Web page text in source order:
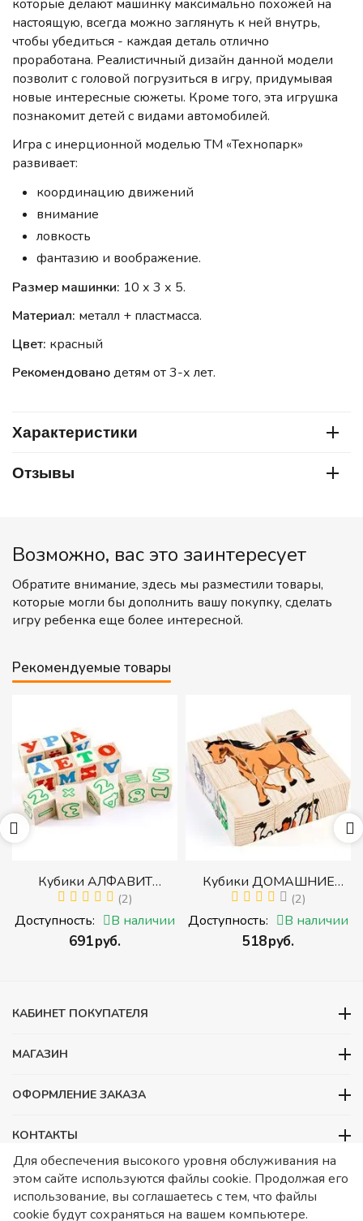
которые делают машинку максимально похожей на
настоящую, всегда можно заглянуть к ней внутрь,
чтобы убедиться - каждая деталь отлично
проработана. Реалистичный дизайн данной модели
позволит с головой погрузиться в игру, придумывая
новые интересные сюжеты. Кроме того, эта игрушка
познакомит детей с видами автомобилей.
Игра с инерционной моделью ТМ «Технопарк»
развивает:
координацию движений
внимание
ловкость
фантазию и воображение.
Размер машинки: 10 х 3 х 5.
Материал: металл + пластмасса.
Цвет: красный
Рекомендованодетям от 3-х лет.
Характеристики
Отзывы
Возможно, вас это заинтересует
Обратите внимание, здесь мы разместили товары,
которые могли бы дополнить вашу покупку, сделать
игру ребенка еще более интересной.
Рекомендуемые товары
Кубики АЛФАВИТ
РУССКИЙ С ЦИФРАМИ
(Томик) (Набор кубиков с
буквами, цифрами,
математическими знаками
(2)
Доступность: В наличии
‍691‍руб.
Кубики ДОМАШНИЕ
ЖИВОТНЫЕ (Томик)
(Набор кубиков
разрезных (складных))
(2)
Доступность: В наличии
‍518‍руб.
КАБИНЕТ ПОКУПАТЕЛЯ
МАГАЗИН
ОФОРМЛЕНИЕ ЗАКАЗА
КОНТАКТЫ
ООО «Детский сад», ОГРН 1157746480088
ИНН 7728252648 КПП 772601001 Юридический адрес – Москва,
ул. Подольских курсантов, д 3. стр 2. Помещение 1/3. Информация
Для обеспечения высокого уровня обслуживания на
этом сайте используются файлы cookie. Продолжая его
использование, вы соглашаетесь с тем, что файлы
cookie будут сохраняться на вашем компьютере.